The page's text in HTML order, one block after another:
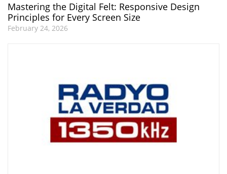
Mastering the Digital Felt: Responsive Design
Principles for Every Screen Size
February 24, 2026